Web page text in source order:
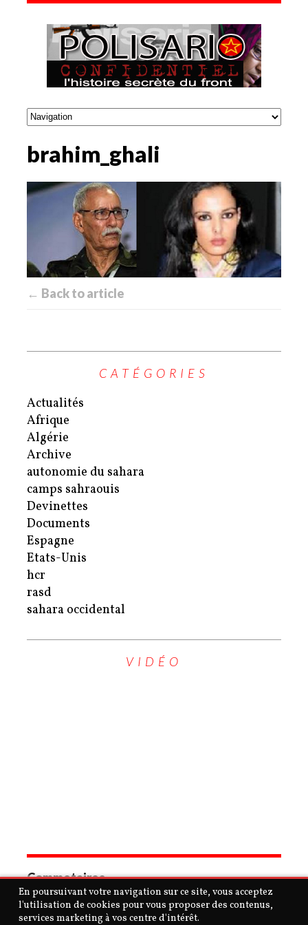
brahim_ghali
← Back to article
CATÉGORIES
Actualités
Afrique
Algérie
Archive
autonomie du sahara
camps sahraouis
Devinettes
Documents
Espagne
Etats-Unis
hcr
rasd
sahara occidental
VIDÉO
Commetaires
En poursuivant votre navigation sur ce site, vous acceptez
l'utilisation de cookies pour vous proposer des contenus,
services marketing à vos centre d'intérêt.